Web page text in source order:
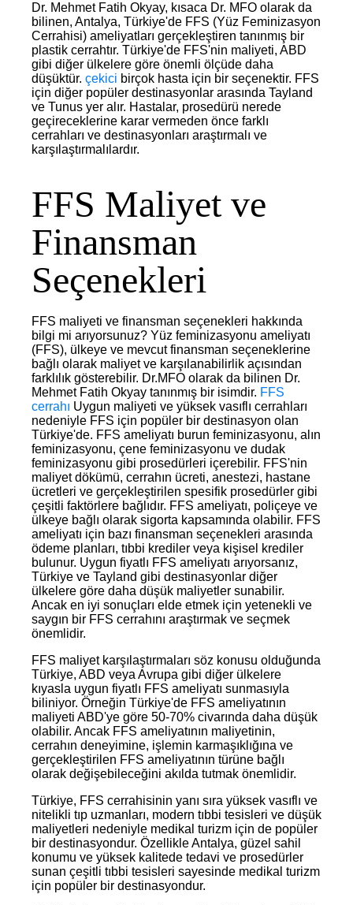
Dr. Mehmet Fatih Okyay, kısaca Dr. MFO olarak da
bilinen, Antalya, Türkiye'de FFS (Yüz Feminizasyon
Cerrahisi) ameliyatları gerçekleştiren tanınmış bir
plastik cerrahtır. Türkiye'de FFS'nin maliyeti, ABD
gibi diğer ülkelere göre önemli ölçüde daha
düşüktür. çekici birçok hasta için bir seçenektir. FFS
için diğer popüler destinasyonlar arasında Tayland
ve Tunus yer alır. Hastalar, prosedürü nerede
geçireceklerine karar vermeden önce farklı
cerrahları ve destinasyonları araştırmalı ve
karşılaştırmalılardır.
FFS Maliyet ve
Finansman
Seçenekleri
FFS maliyeti ve finansman seçenekleri hakkında
bilgi mi arıyorsunuz? Yüz feminizasyonu ameliyatı
(FFS), ülkeye ve mevcut finansman seçeneklerine
bağlı olarak maliyet ve karşılanabilirlik açısından
farklılık gösterebilir. Dr.MFO olarak da bilinen Dr.
Mehmet Fatih Okyay tanınmış bir isimdir. FFS
cerrahı Uygun maliyeti ve yüksek vasıflı cerrahları
nedeniyle FFS için popüler bir destinasyon olan
Türkiye'de. FFS ameliyatı burun feminizasyonu, alın
feminizasyonu, çene feminizasyonu ve dudak
feminizasyonu gibi prosedürleri içerebilir. FFS'nin
maliyet dökümü, cerrahın ücreti, anestezi, hastane
ücretleri ve gerçekleştirilen spesifik prosedürler gibi
çeşitli faktörlere bağlıdır. FFS ameliyatı, poliçeye ve
ülkeye bağlı olarak sigorta kapsamında olabilir. FFS
ameliyatı için bazı finansman seçenekleri arasında
ödeme planları, tıbbi krediler veya kişisel krediler
bulunur. Uygun fiyatlı FFS ameliyatı arıyorsanız,
Türkiye ve Tayland gibi destinasyonlar diğer
ülkelere göre daha düşük maliyetler sunabilir.
Ancak en iyi sonuçları elde etmek için yetenekli ve
saygın bir FFS cerrahını araştırmak ve seçmek
önemlidir.
FFS maliyet karşılaştırmaları söz konusu olduğunda
Türkiye, ABD veya Avrupa gibi diğer ülkelere
kıyasla uygun fiyatlı FFS ameliyatı sunmasıyla
biliniyor. Örneğin Türkiye'de FFS ameliyatının
maliyeti ABD'ye göre 50-70% civarında daha düşük
olabilir. Ancak FFS ameliyatının maliyetinin,
cerrahın deneyimine, işlemin karmaşıklığına ve
gerçekleştirilen FFS ameliyatının türüne bağlı
olarak değişebileceğini akılda tutmak önemlidir.
Türkiye, FFS cerrahisinin yanı sıra yüksek vasıflı ve
nitelikli tıp uzmanları, modern tıbbi tesisleri ve düşük
maliyetleri nedeniyle medikal turizm için de popüler
bir destinasyondur. Özellikle Antalya, güzel sahil
konumu ve yüksek kalitede tedavi ve prosedürler
sunan çeşitli tıbbi tesisleri sayesinde medikal turizm
için popüler bir destinasyondur.